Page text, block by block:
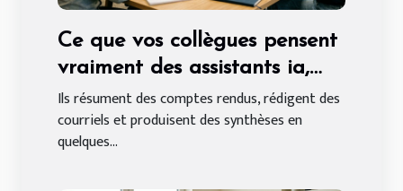
Ce que vos collègues pensent
vraiment des assistants ia,
entre fascination et défiance
Ils résument des comptes rendus, rédigent des
courriels et produisent des synthèses en
quelques...